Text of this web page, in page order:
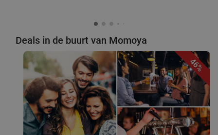
Deals in de buurt van Momoya
46%